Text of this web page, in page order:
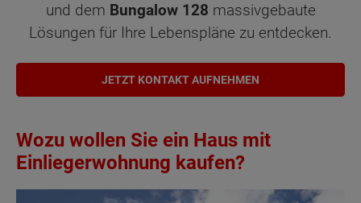
und dem Bungalow 128 massivgebaute
Lösungen für Ihre Lebenspläne zu entdecken.
JETZT KONTAKT AUFNEHMEN
Wozu wollen Sie ein Haus mit
Einliegerwohnung kaufen?